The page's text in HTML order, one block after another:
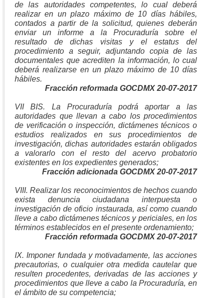
de las autoridades competentes, lo cual deberá
realizar en un plazo máximo de 10 días hábiles,
contados a partir de la solicitud, quienes deberán
enviar un informe a la Procuraduría sobre el
resultado de dichas visitas y el estatus del
procedimiento a seguir, adjuntando copia de las
documentales que acrediten la información, lo cual
deberá realizarse en un plazo máximo de 10 días
hábiles.
Fracción reformada GOCDMX 20-07-2017
VII BIS. La Procuraduría podrá aportar a las
autoridades que llevan a cabo los procedimientos
de verificación o inspección, dictámenes técnicos o
estudios realizados en sus procedimientos de
investigación, dichas autoridades estarán obligados
a valorarlo con el resto del acervo probatorio
existentes en los expedientes generados;
Fracción adicionada GOCDMX 20-07-2017
VIII. Realizar los reconocimientos de hechos cuando
exista denuncia ciudadana interpuesta o
investigación de oficio instaurada, así como cuando
lleve a cabo dictámenes técnicos y periciales, en los
términos establecidos en el presente ordenamiento;
Fracción reformada GOCDMX 20-07-2017
IX. Imponer fundada y motivadamente, las acciones
precautorias, o cualquier otra medida cautelar que
resulten procedentes, derivadas de las acciones y
procedimientos que lleve a cabo la Procuraduría, en
el ámbito de su competencia;